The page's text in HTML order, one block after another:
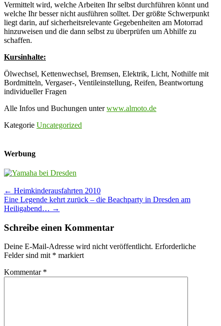
Vermittelt wird, welche Arbeiten Ihr selbst durchführen könnt und
welche Ihr besser nicht ausführen solltet. Der größte Schwerpunkt
liegt darin, auf sicherheitsrelevante Gegebenheiten am Motorrad
hinzuweisen und die dann selbst zu überprüfen um Abhilfe zu
schaffen.
Kursinhalte:
Ölwechsel, Kettenwechsel, Bremsen, Elektrik, Licht, Nothilfe mit
Bordmitteln, Vergaser-, Ventileinstellung, Reifen, Beantwortung
individueller Fragen
Alle Infos und Buchungen unterwww.almoto.de
Kategorie Uncategorized
Werbung
Post
navigation
← Heimkinderausfahrten 2010
Eine Legende kehrt zurück – die Beachparty in Dresden am
Heiligabend… →
Schreibe einen Kommentar
Deine E-Mail-Adresse wird nicht veröffentlicht. Erforderliche
Felder sind mit * markiert
Kommentar *